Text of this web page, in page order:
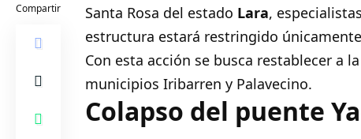
Compartir
Santa Rosa del estado Lara,
estructura estará restringido
Con esta acción se busca restablecer a
municipios Iribarren y Palavecino.
Colapso del puente